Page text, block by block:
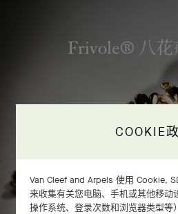
Frivole® 八花
COOKIE
Van Cleef and Arpels 使用 Cookie,
来收集有关您电脑、手机或其他移动
操作系统、登录次数和浏览器类型等